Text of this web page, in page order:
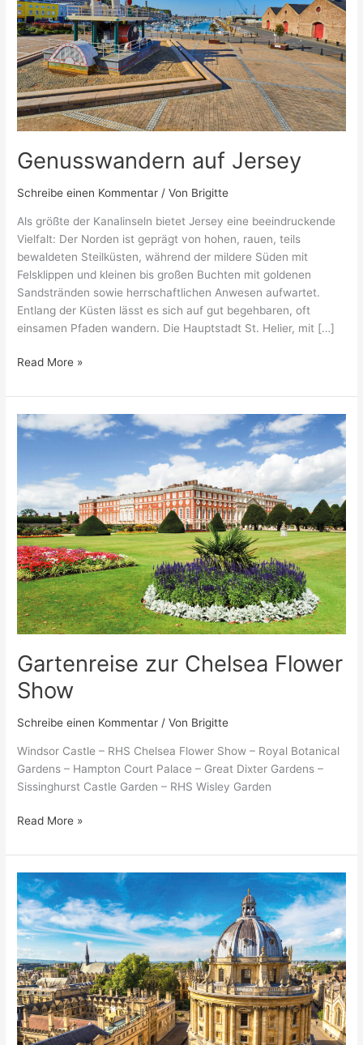
Genusswandern auf Jersey
Schreibe einen Kommentar / Von Brigitte
Als größte der Kanalinseln bietet Jersey eine beeindruckende
Vielfalt: Der Norden ist geprägt von hohen, rauen, teils
bewaldeten Steilküsten, während der mildere Süden mit
Felsklippen und kleinen bis großen Buchten mit goldenen
Sandstränden sowie herrschaftlichen Anwesen aufwartet.
Entlang der Küsten lässt es sich auf gut begehbaren, oft
einsamen Pfaden wandern. Die Hauptstadt St. Helier, mit […]
Read More »
Gartenreise zur Chelsea Flower
Show
Schreibe einen Kommentar / Von Brigitte
Windsor Castle – RHS Chelsea Flower Show – Royal Botanical
Gardens – Hampton Court Palace – Great Dixter Gardens –
Sissinghurst Castle Garden – RHS Wisley Garden
Gartenreise
zur
Flower
Show
Read More »
Englands
Königlicher
Süden